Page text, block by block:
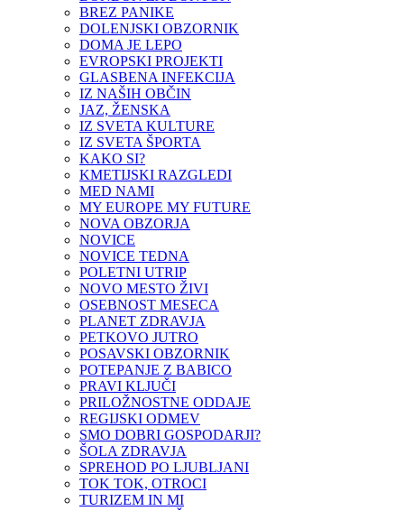
BREZ PANIKE
DOLENJSKI OBZORNIK
DOMA JE LEPO
EVROPSKI PROJEKTI
GLASBENA INFEKCIJA
IZ NAŠIH OBČIN
JAZ, ŽENSKA
IZ SVETA KULTURE
IZ SVETA ŠPORTA
KAKO SI?
KMETIJSKI RAZGLEDI
MED NAMI
MY EUROPE MY FUTURE
NOVA OBZORJA
NOVICE
NOVICE TEDNA
POLETNI UTRIP
NOVO MESTO ŽIVI
OSEBNOST MESECA
PLANET ZDRAVJA
PETKOVO JUTRO
POSAVSKI OBZORNIK
POTEPANJE Z BABICO
PRAVI KLJUČI
PRILOŽNOSTNE ODDAJE
REGIJSKI ODMEV
SMO DOBRI GOSPODARJI?
ŠOLA ZDRAVJA
SPREHOD PO LJUBLJANI
TOK TOK, OTROCI
TURIZEM IN MI